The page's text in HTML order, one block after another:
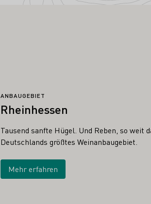
ANBAUGEBIET
Rheinhessen
Tausend sanfte Hügel. Und Reben, so weit
Deutschlands größtes Weinanbaugebiet.
Mehr erfahren